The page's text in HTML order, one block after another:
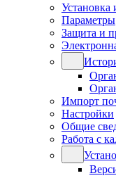
Установка
Параметры
Защита и
Импорт
Настройки
Общие
Работа с